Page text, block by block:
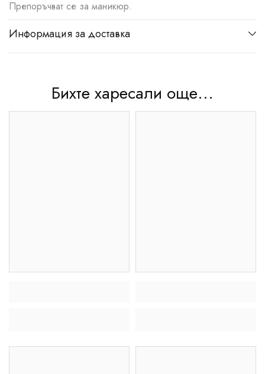
Препоръчват се за маникюр.
Информация за доставка
Бихте харесали още...